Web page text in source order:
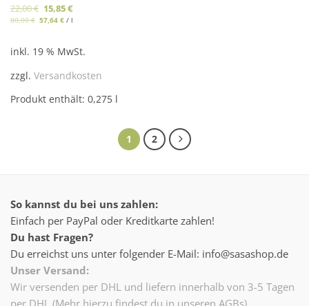
22,00€ Ursprünglicher
Preis
war:
15,85€Aktueller
Preis
ist:
80,00€ 57,64 €/ l
inkl. 19 % MwSt.
zzgl. Versandkosten
Produkt enthält: 0,275 l
1 2
So kannst du bei uns zahlen:
Einfach per PayPal oder Kreditkarte zahlen!
Du hast Fragen?
Du erreichst uns unter folgender E-Mail: info@sasashop.de
Unser Versand:
Wir versenden per DHL und liefern innerhalb von 3-5 Tagen
per DHL (Mehr hierzu findest du in unseren AGBs).